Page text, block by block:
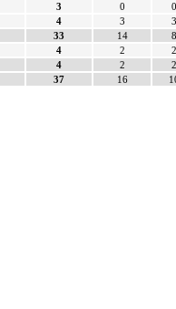
3 0
0
4 3
3
33 14
8
4 2
2
4 2
2
37 16